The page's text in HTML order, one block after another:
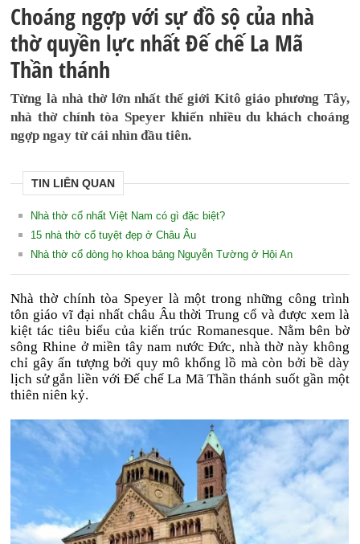
Choáng ngợp với sự đồ sộ của nhà
thờ quyền lực nhất Đế chế La Mã
Thần thánh
Từng là nhà thờ lớn nhất thế giới Kitô giáo phương Tây,
nhà thờ chính tòa Speyer khiến nhiều du khách choáng
ngợp ngay từ cái nhìn đầu tiên.
TIN LIÊN QUAN
Nhà thờ cổ nhất Việt Nam có gì đặc biệt?
15 nhà thờ cổ tuyệt đẹp ở Châu Âu
Nhà thờ cổ dòng họ khoa bảng Nguyễn Tường ở Hội An
Nhà thờ chính tòa Speyer là một trong những công trình
tôn giáo vĩ đại nhất châu Âu thời Trung cổ và được xem là
kiệt tác tiêu biểu của kiến trúc Romanesque. Nằm bên bờ
sông Rhine ở miền tây nam nước Đức, nhà thờ này không
chỉ gây ấn tượng bởi quy mô khổng lồ mà còn bởi bề dày
lịch sử gắn liền với Đế chế La Mã Thần thánh suốt gần một
thiên niên kỷ.